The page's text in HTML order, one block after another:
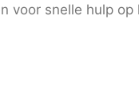
voor snelle hulp op